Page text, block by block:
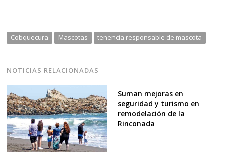
Cobquecura Mascotas tenencia responsable de mascota
NOTICIAS RELACIONADAS
Suman mejoras en
seguridad y turismo en
remodelación de la
Rinconada
de
entradas